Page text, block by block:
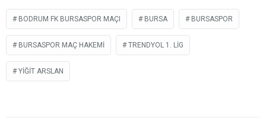
BODRUM FK BURSASPOR MAÇI BURSA BURSASPOR
BURSASPOR MAÇ HAKEMI TRENDYOL 1. LIG
YIĞIT ARSLAN